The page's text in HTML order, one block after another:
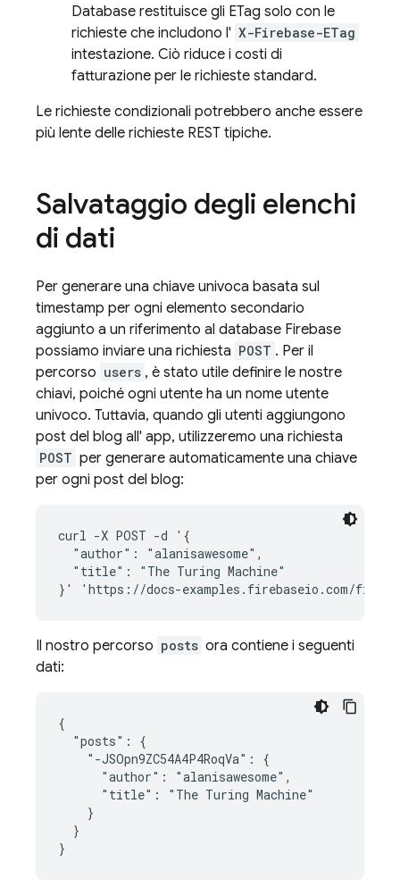
Database restituisce gli ETag solo con le
richieste che includono l' X-Firebase-ETag
intestazione. Ciò riduce i costi di
fatturazione per le richieste standard.
Le richieste condizionali potrebbero anche essere
più lente delle richieste REST tipiche.
Salvataggio degli elenchi
di dati
Per generare una chiave univoca basata sul
timestamp per ogni elemento secondario
aggiunto a un riferimento al database Firebase
possiamo inviare una richiesta POST . Per il
percorso users , è stato utile definire le nostre
chiavi, poiché ogni utente ha un nome utente
univoco. Tuttavia, quando gli utenti aggiungono
post del blog all' app, utilizzeremo una richiesta
POST per generare automaticamente una chiave
per ogni post del blog:
curl -X POST -d '{
  "author": "alanisawesome",
  "title": "The Turing Machine"
Il nostro percorso posts ora contiene i seguenti
dati:
{
  "posts": {
    "-JSOpn9ZC54A4P4RoqVa": {
      "author": "alanisawesome",
      "title": "The Turing Machine"
    }
  }
}